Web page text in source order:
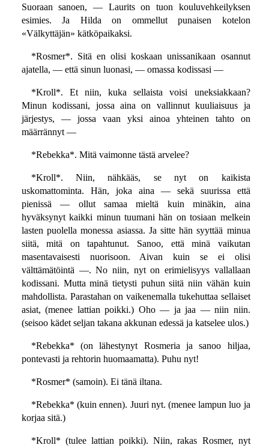
Suoraan sanoen, — Laurits on tuon kouluvehkeilyksen
esimies. Ja Hilda on ommellut punaisen kotelon
«Välkyttäjän» kätköpaikaksi.
*Rosmer*. Sitä en olisi koskaan unissanikaan osannut
ajatella, — että sinun luonasi, — omassa kodissasi —
*Kroll*. Et niin, kuka sellaista voisi uneksiakkaan?
Minun kodissani, jossa aina on vallinnut kuuliaisuus ja
järjestys, — jossa vaan yksi ainoa yhteinen tahto on
määrrännyt —
*Rebekka*. Mitä vaimonne tästä arvelee?
*Kroll*. Niin, nähkääs, se nyt on kaikista
uskomattominta. Hän, joka aina — sekä suurissa että
pienissä — ollut samaa mieltä kuin minäkin, aina
hyväksynyt kaikki minun tuumani hän on tosiaan melkein
lasten puolella monessa asiassa. Ja sitte hän syyttää minua
siitä, mitä on tapahtunut. Sanoo, että minä vaikutan
masentavaisesti nuorisoon. Aivan kuin se ei olisi
välttämätöintä —. No niin, nyt on erimielisyys vallallaan
kodissani. Mutta minä tietysti puhun siitä niin vähän kuin
mahdollista. Parastahan on vaikenemalla tukehuttaa sellaiset
asiat, (menee lattian poikki.) Oho — ja jaa — niin niin.
(seisoo kädet seljan takana akkunan edessä ja katselee ulos.)
*Rebekka* (on lähestynyt Rosmeria ja sanoo hiljaa,
pontevasti ja rehtorin huomaamatta). Puhu nyt!
*Rosmer* (samoin). Ei tänä iltana.
*Rebekka* (kuin ennen). Juuri nyt. (menee lampun luo ja
korjaa sitä.)
*Kroll* (tulee lattian poikki). Niin, rakas Rosmer, nyt